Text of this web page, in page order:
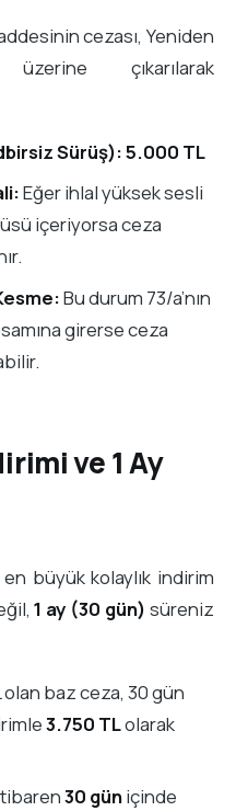
cezası, Yeniden
çıkarılarak
Sürüş):5.000 TL
Eğer ihlal yüksek sesli
içeriyorsa ceza
Bu durum 73/a’nın
girerse ceza
ve 1 Ay
büyük kolaylık indirim
1 ay (30 gün) süreniz
baz ceza, 30 gün
3.750 TLolarak
30 güniçinde